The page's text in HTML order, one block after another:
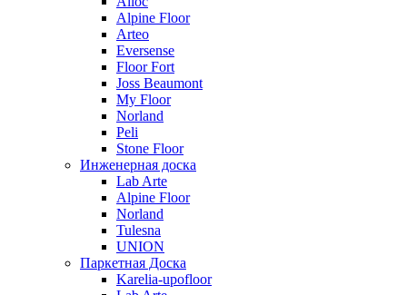
Alpine Floor
Arteo
Eversense
Floor Fort
Joss Beaumont
My Floor
Norland
Peli
Stone Floor
Инженерная доска
Lab Arte
Alpine Floor
Norland
Tulesna
UNION
Паркетная Доска
Karelia-upofloor